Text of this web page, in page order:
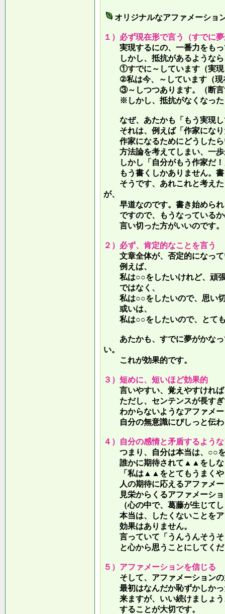
オリジナルなアファメーショ
１）必ず現在形で言う（すでに
実現するにの、一番力をもっ
しかし、抵抗があるような
①すでに～しています（実現
②私は今、～しています（現
③～しつつあります。（断言
※しかし、抵抗がなくなった
なぜ、あたかも「もう実現し
それは、例えば「作家になり
作家になるためにどうしたら
方法論を考えてしまい、一歩
しかし「自分がもう作家だ！
もう書くしかありません。書
そうです、あれこれと考えた
が、
早道なのです。書き始められ
ですので、もうなっているか
言い切った方がいいのです。
２）必ず、肯定的なことを言う
文章全体が、否定的になっ
例えば、
私は○○をしたいけれど、頑張
ではなく、
私は○○をしたいので、思い切
或いは、
私は○○をしたいので、とても
あたかも、すでに夢がかなっ
い。
これが効果的です。
３）短めに、短いほど効果的
言いやすい、覚えやすければ
ただし、センテンスが長すぎ
わからないようなアファメー
自分の無意識にぴしっと伝わ
４）自分の感情と矛盾するよう
つまり、自分は本当は、○○を
誰かに期待されて▲▲をしな
「私は▲▲をとてもうまくや
人の期待に応えるアファメ
見栄からくるアファメーショ
（心の中で、葛藤が生じてし
本当は、したくないことをア
効果はありません。
言っていて 「うんうんそう
と心から思うことにしてくだ
５）アファメーションを信じる
そして、アファメーションの
最初はなんだか恥ずかしかっ
来ますが、いい続けましょう
することが大切です。